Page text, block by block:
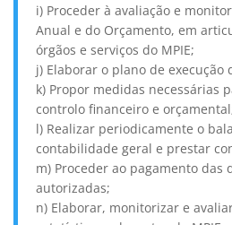
i) Proceder à avaliação e
Anual e do Orçamento, em
órgãos e serviços do MPIE;
j) Elaborar o plano de execução
k) Propor medidas necessárias
controlo financeiro e
l) Realizar periodicamente o
contabilidade geral e prestar
m) Proceder ao pagamento das
autorizadas;
n) Elaborar, monitorizar e